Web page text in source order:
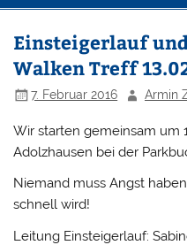
Einsteigerlauf
Walken Treff
7. Februar 2016 Armin
Wir starten gemeinsam um
Adolzhausen bei der
Niemand muss Angst
schnell wird!
Leitung Einsteigerlauf: